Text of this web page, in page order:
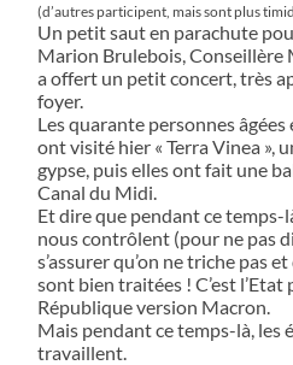
(d’autres participent, mais sont plus
Un petit saut en parachute
Marion Brulebois, Conseillère
a offert un petit concert, très
foyer.
Les quarante personnes âgées
ont visité hier « Terra Vinea »,
gypse, puis elles ont fait une
Canal du Midi.
Et dire que pendant ce temps-
nous contrôlent (pour ne pas
s’assurer qu’on ne triche pas
sont bien traitées ! C’est
République version Macron.
Mais pendant ce temps-là, les
travaillent.